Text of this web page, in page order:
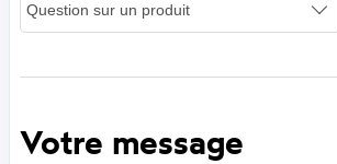
Votre message